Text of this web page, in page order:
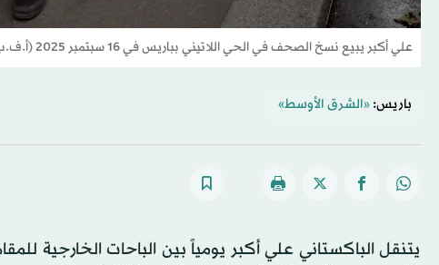
علي أكبر يبيع نسخ الصحف في الحي اللاتيني بباريس في 16 سبتمبر 2025 (أ.ف.ب)
باريس: «الشرق الأوسط»
يتنقل الباكستاني علي أكبر يومياً بين الباحات الخارجية